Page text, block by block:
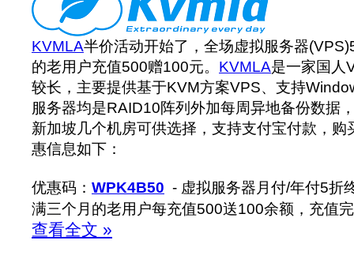
KVMLA半价活动开始了，全场虚拟服务器
的老用户充值500赠100元。 KVMLA是一家国人
较长，主要提供基于KVM方案VPS、支持
服务器均是RAID10阵列外加每周异地备份数据
新加坡几个机房可供选择，支持支付宝付款，
惠信息如下：
优惠码： WPK4B50 - 虚拟服务器月付/年付5折
满三个月的老用户每充值500送100余额，充值
查看全文 »